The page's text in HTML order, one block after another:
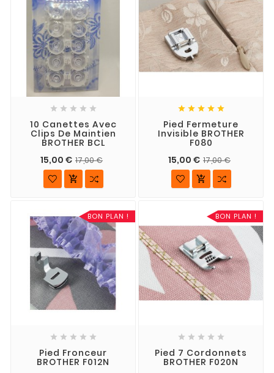
    
10 Canettes Avec
Clips De Maintien
BROTHER BCL
15,00 € 17,00 €

    
Pied Fermeture
Invisible BROTHER
F080
15,00 € 17,00 €

BON PLAN !
    
Pied Fronceur
BROTHER F012N
BON PLAN !
    
Pied 7 Cordonnets
BROTHER F020N